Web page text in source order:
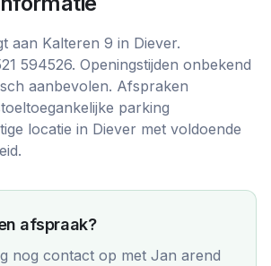
aan Kalteren 9 in Diever.
594526. Openingstijden onbekend
aanbevolen. Afspraken
parking
locatie in Diever met voldoende
afspraak?
nog contact op met Jan arend